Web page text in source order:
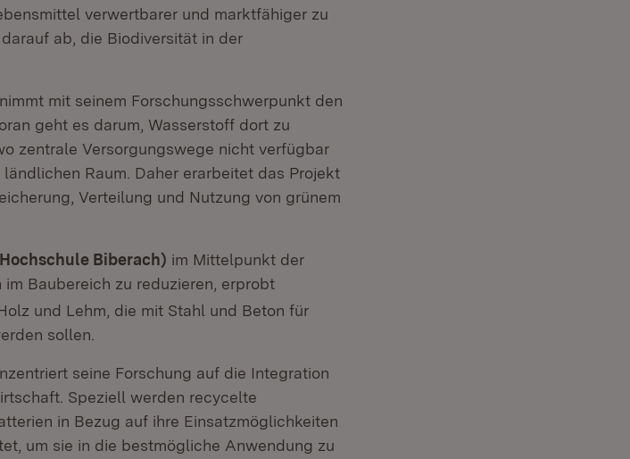
verwertbarer und marktfähiger zu
ab, die Biodiversität in der
nimmt mit seinem Forschungsschwerpunkt den
geht es darum, Wasserstoff dort zu
zentrale Versorgungswege nicht verfügbar
Raum. Daher erarbeitet das Projekt
Verteilung und Nutzung von grünem
Biberach) im Mittelpunkt der
im Baubereich zu reduzieren, erprobt
und Lehm, die mit Stahl und Beton für
sollen.
seine Forschung auf die Integration
Speziell werden recycelte
in Bezug auf ihre Einsatzmöglichkeiten
um sie in die bestmögliche Anwendung zu